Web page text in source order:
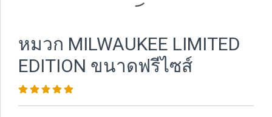
หมวก MILWAUKEE LIMITED
EDITION ขนาดฟรีไซส์